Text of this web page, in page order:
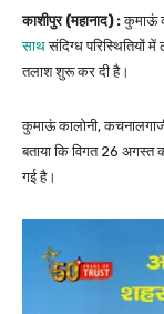
काशीपुर (महानाद) :कुमाऊं
साथसंदिग्ध परिस्थितियों
तलाश शुरू कर दी है।
कुमाऊं कालोनी,
बताया कि विगत 26 अगस्त
गई है।